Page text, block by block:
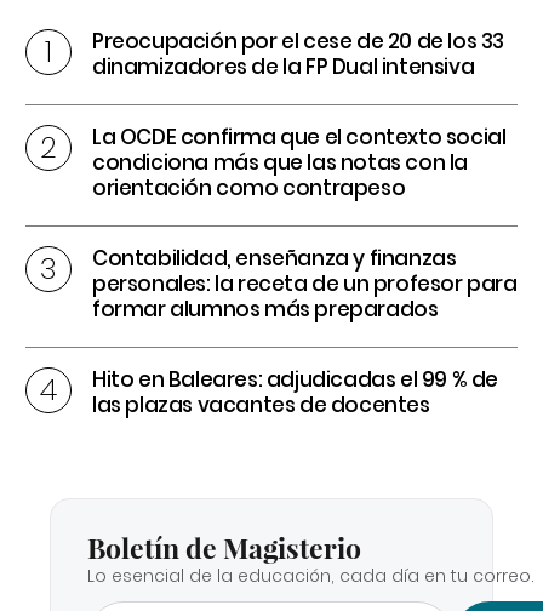
Preocupación por el cese de 20 de los 33
dinamizadores de la FP Dual intensiva
La OCDE confirma que el contexto social
condiciona más que las notas con la
orientación como contrapeso
Contabilidad, enseñanza y finanzas
personales: la receta de un profesor para
formar alumnos más preparados
Hito en Baleares: adjudicadas el 99 % de
las plazas vacantes de docentes
Boletín de Magisterio
Lo esencial de la educación, cada día en tu correo.